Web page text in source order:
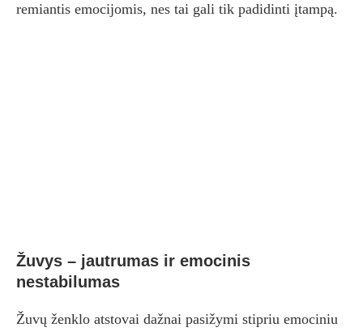
remiantis emocijomis, nes tai gali tik padidinti įtampą.
Žuvys – jautrumas ir emocinis
nestabilumas
Žuvų ženklo atstovai dažnai pasižymi stipriu emociniu